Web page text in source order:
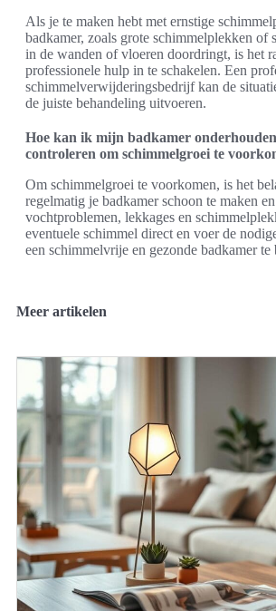
Als je te maken hebt met ernstige
badkamer, zoals grote schimmelplekken of
in de wanden of vloeren doordringt, is het
professionele hulp in te schakelen. Een
schimmelverwijderingsbedrijf kan de
de juiste behandeling uitvoeren.
Hoe kan ik mijn badkamer
controleren om schimmelgroei te
Om schimmelgroei te voorkomen, is het
regelmatig je badkamer schoon te maken
vochtproblemen, lekkages en
eventuele schimmel direct en voer de
een schimmelvrije en gezonde badkamer te
Meer artikelen